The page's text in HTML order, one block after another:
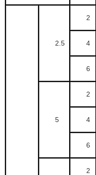
2.5
2
4
6
5
2
4
6
2